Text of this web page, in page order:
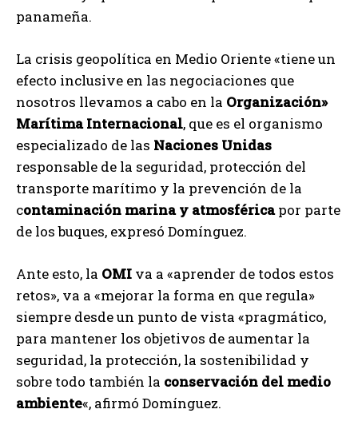
panameña.
La crisis geopolítica en Medio Oriente «tiene un
efecto inclusive en las negociaciones que
nosotros llevamos a cabo en la Organización»
Marítima Internacional, que es el organismo
especializado de las Naciones Unidas
responsable de la seguridad, protección del
transporte marítimo y la prevención de la
contaminación marina y atmosféricapor parte
de los buques, expresó Domínguez.
Ante esto, la OMI va a «aprender de todos estos
retos», va a «mejorar la forma en que regula»
siempre desde un punto de vista «pragmático,
para mantener los objetivos de aumentar la
seguridad, la protección, la sostenibilidad y
sobre todo también la conservación del medio
ambiente«, afirmó Domínguez.